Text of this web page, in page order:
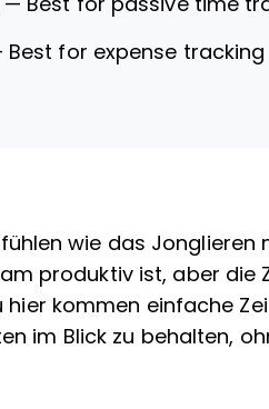
— Best for passive time
Best for expense tracking
wie das Jonglieren
produktiv ist, aber die
hier kommen einfache
im Blick zu behalten,